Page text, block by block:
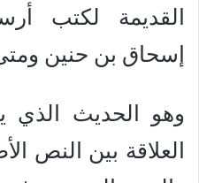
القديمة لكتب
إسحاق بن حنين
وهو الحديث الذي
العلاقة بين النص